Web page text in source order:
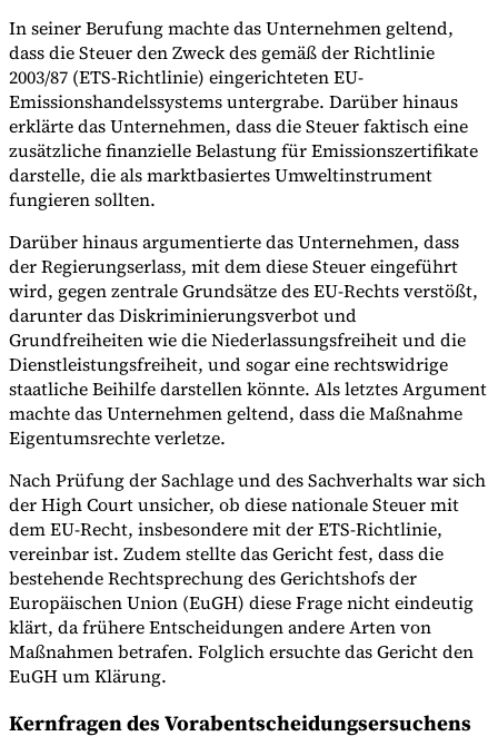
In seiner Berufung machte das Unternehmen geltend,
dass die Steuer den Zweck des gemäß der Richtlinie
2003/87 (ETS-Richtlinie) eingerichteten EU-
Emissionshandelssystems untergrabe. Darüber hinaus
erklärte das Unternehmen, dass die Steuer faktisch eine
zusätzliche finanzielle Belastung für Emissionszertifikate
darstelle, die als marktbasiertes Umweltinstrument
fungieren sollten.
Darüber hinaus argumentierte das Unternehmen, dass
der Regierungserlass, mit dem diese Steuer eingeführt
wird, gegen zentrale Grundsätze des EU-Rechts verstößt,
darunter das Diskriminierungsverbot und
Grundfreiheiten wie die Niederlassungsfreiheit und die
Dienstleistungsfreiheit, und sogar eine rechtswidrige
staatliche Beihilfe darstellen könnte. Als letztes Argument
machte das Unternehmen geltend, dass die Maßnahme
Eigentumsrechte verletze.
Nach Prüfung der Sachlage und des Sachverhalts war sich
der High Court unsicher, ob diese nationale Steuer mit
dem EU-Recht, insbesondere mit der ETS-Richtlinie,
vereinbar ist. Zudem stellte das Gericht fest, dass die
bestehende Rechtsprechung des Gerichtshofs der
Europäischen Union (EuGH) diese Frage nicht eindeutig
klärt, da frühere Entscheidungen andere Arten von
Maßnahmen betrafen. Folglich ersuchte das Gericht den
EuGH um Klärung.
Kernfragen des Vorabentscheidungsersuchens